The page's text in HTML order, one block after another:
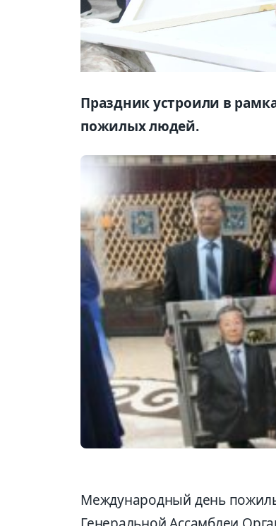
Праздник устроили в
пожилых людей.
Международный день